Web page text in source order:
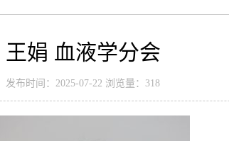
王娟 血液学分会
发布时间：2025-07-22 浏览量：318